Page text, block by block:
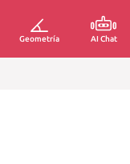
Geometría AI Chat